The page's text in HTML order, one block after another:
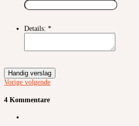
Details: *
Handig verslag
Vorige volgende
4 Kommentare